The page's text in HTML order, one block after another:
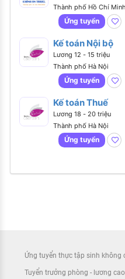
Thành phố Hồ Chí Minh
Ứng tuyển
Kế toán Nội bộ
Lương 12 - 15 triệu
Thành phố Hà Nội
Ứng tuyển
Kế toán Thuế
Lương 18 - 20 triệu
Thành phố Hà Nội
Ứng tuyển
Ứng tuyển thực tập sinh không
Tuyển trưởng phòng - lương